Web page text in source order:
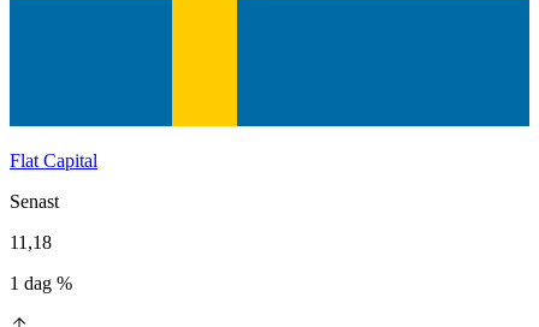
Flat Capital
Senast
11,18
1 dag %